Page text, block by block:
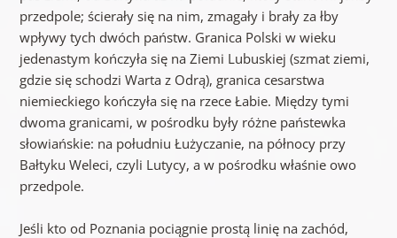
przedpole; ścierały się na nim, zmagały i brały za łby
wpływy tych dwóch państw. Granica Polski w wieku
jedenastym kończyła się na Ziemi Lubuskiej (szmat ziemi,
gdzie się schodzi Warta z Odrą), granica cesarstwa
niemieckiego kończyła się na rzece Łabie. Między tymi
dwoma granicami, w pośrodku były różne państewka
słowiańskie: na południu Łużyczanie, na północy przy
Bałtyku Weleci, czyli Lutycy, a w pośrodku właśnie owo
przedpole.
Jeśli kto od Poznania pociągnie prostą linię na zachód,